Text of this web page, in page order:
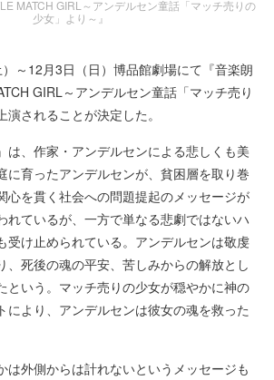
MATCH GIRL～アンデルセン童話「マッチ売りの
少女」より～』
～12月3日（日）博品館劇場にて『音楽朗
GIRL～アンデルセン童話「マッチ売り
されることが決定した。
は、作家・アンデルセンによる悲しくも美
に育ったアンデルセンが、貧困層を取り巻
心を貫く社会への問題提起のメッセージが
れているが、一方で単なる悲劇ではないハ
受け止められている。アンデルセンは敬虔
、死後の魂の平安、苦しみからの解放とし
という。マッチ売りの少女が穏やかに神の
により、アンデルセンは彼女の魂を救った
は外側からは計れないというメッセージも